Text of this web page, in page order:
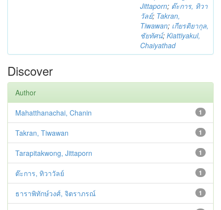
Jittaporn; ต๊ะการ, ทิวา
วัลย์; Takran,
Tiwawan; เกียรติยากุล,
ชัยทัศน์; Kiattiyakul,
Chaiyathad
Discover
Author
1
Mahatthanachai, Chanin
1
Takran, Tiwawan
1
Tarapitakwong, Jittaporn
1
ต๊ะการ, ทิวาวัลย์
1
ธาราพิทักษ์วงศ์, จิตราภรณ์